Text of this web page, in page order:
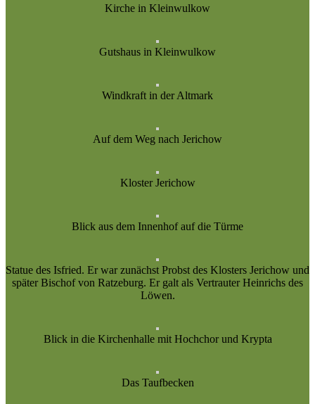
Kirche in Kleinwulkow
Gutshaus in Kleinwulkow
Windkraft in der Altmark
Auf dem Weg nach Jerichow
Kloster Jerichow
Blick aus dem Innenhof auf die Türme
Statue des Isfried. Er war zunächst Probst des Klosters Jerichow und
später Bischof von Ratzeburg. Er galt als Vertrauter Heinrichs des
Löwen.
Blick in die Kirchenhalle mit Hochchor und Krypta
Das Taufbecken